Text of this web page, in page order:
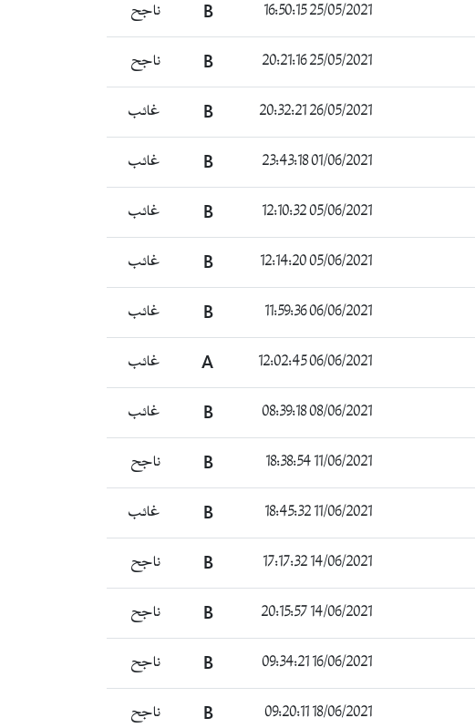
25/05/2021 16:50:15
B ناجح
25/05/2021 20:21:16
B ناجح
26/05/2021 20:32:21
B غائب
01/06/2021 23:43:18
B غائب
05/06/2021 12:10:32
B غائب
05/06/2021 12:14:20
B غائب
06/06/2021 11:59:36
B غائب
06/06/2021 12:02:45
A غائب
08/06/2021 08:39:18
B غائب
11/06/2021 18:38:54
B ناجح
11/06/2021 18:45:32
B غائب
14/06/2021 17:17:32
B ناجح
14/06/2021 20:15:57
B ناجح
16/06/2021 09:34:21
B ناجح
18/06/2021 09:20:11
B ناجح